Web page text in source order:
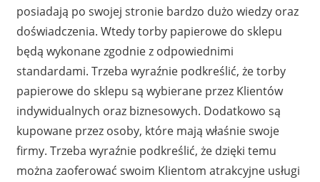
posiadają po swojej stronie bardzo dużo wiedzy oraz
doświadczenia. Wtedy torby papierowe do sklepu
będą wykonane zgodnie z odpowiednimi
standardami. Trzeba wyraźnie podkreślić, że torby
papierowe do sklepu są wybierane przez Klientów
indywidualnych oraz biznesowych. Dodatkowo są
kupowane przez osoby, które mają właśnie swoje
firmy. Trzeba wyraźnie podkreślić, że dzięki temu
można zaoferować swoim Klientom atrakcyjne usługi